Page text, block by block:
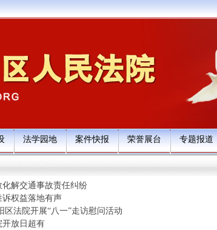
法学园地 案件快报 荣誉展台 专题报道
解交通事故责任纠纷
权益落地有声
法院开展“八一”走访慰问活动
开放日超有